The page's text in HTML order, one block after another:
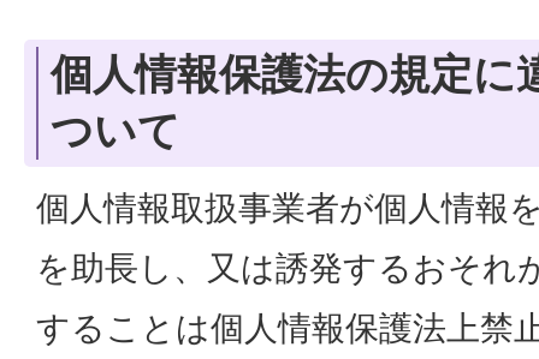
個人情報保護法の規定に
ついて
個人情報取扱事業者が個人情報
を助長し、又は誘発するおそれ
することは個人情報保護法上禁